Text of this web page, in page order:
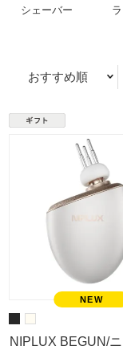
シェーバー
おすすめ順
NIPLUX BEGUN/